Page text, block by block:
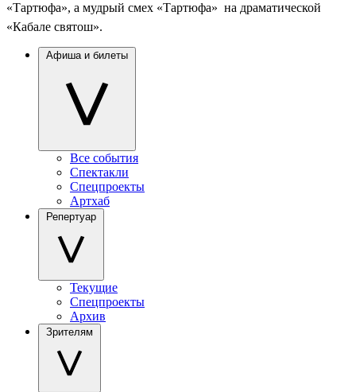
«Тартюфа», а мудрый смех «Тартюфа»  на драматической
«Кабале святош».
Афиша и билеты
Все события
Спектакли
Спецпроекты
Артхаб
Репертуар
Текущие
Спецпроекты
Архив
Зрителям